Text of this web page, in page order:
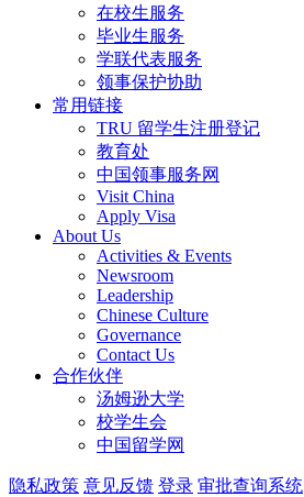
在校生服务
毕业生服务
学联代表服务
领事保护协助
常用链接
TRU 留学生注册登记
教育处
中国领事服务网
Visit China
Apply Visa
About Us
Activities & Events
Newsroom
Leadership
Chinese Culture
Governance
Contact Us
合作伙伴
汤姆逊大学
校学生会
中国留学网
隐私政策 意见反馈 登录 审批查询系统